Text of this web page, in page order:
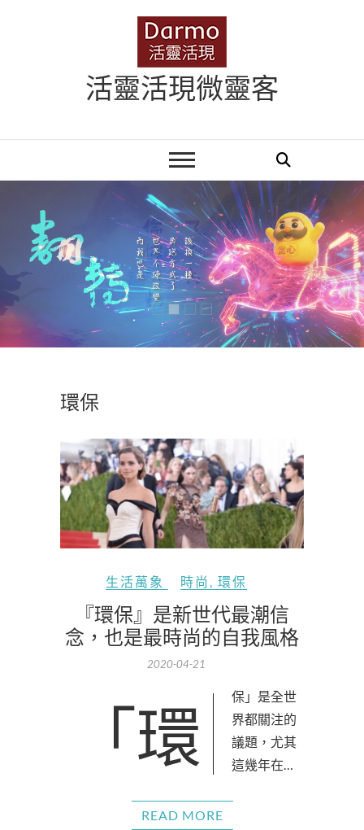
活靈活現微靈客
環保
生活萬象 時尚 , 環保
『環保』是新世代最潮信
念，也是最時尚的自我風格
2020-04-21
「環保」是全世
界都關注的
議題，尤其
這幾年在…
READ MORE